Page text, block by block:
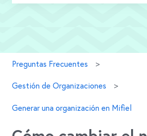
Preguntas Frecuentes
Gestión de Organizaciones
Generar una organización en Mifiel